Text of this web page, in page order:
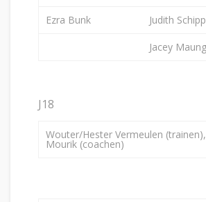
Ezra Bunk Judith
Jacey Maung
J18
Wouter/Hester Vermeulen
Mourik (coachen)